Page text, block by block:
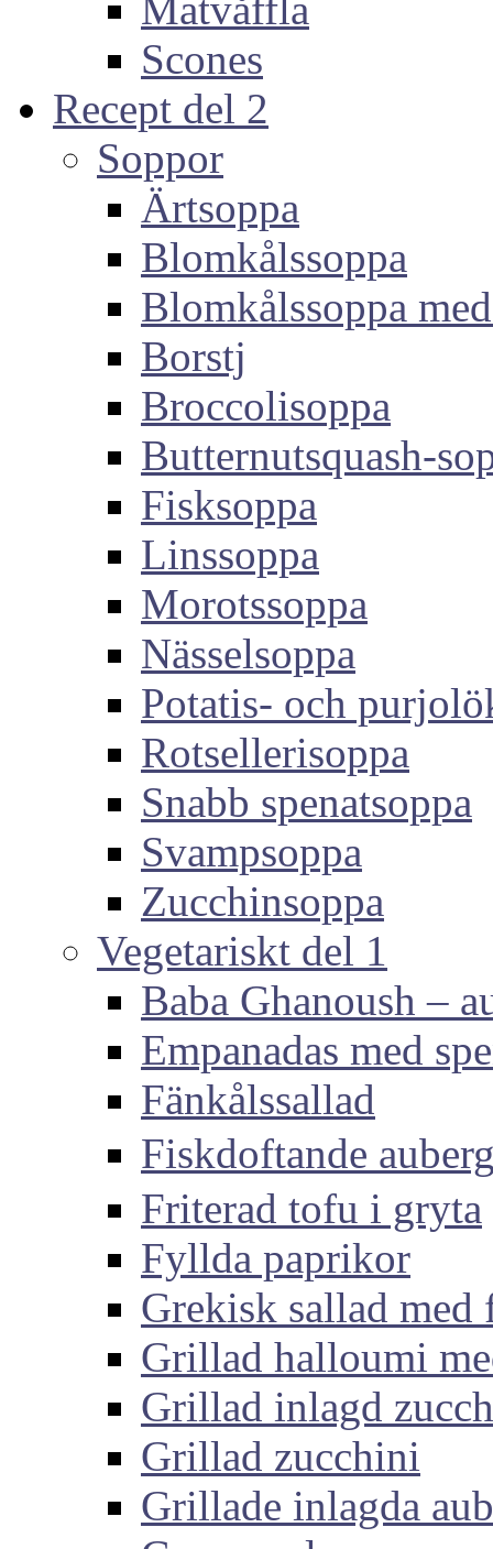
Scones
Recept del 2
Soppor
Ärtsoppa
Blomkålssoppa
Blomkålssoppa
Borstj
Broccolisoppa
Butternutsquash-
Fisksoppa
Linssoppa
Morotssoppa
Nässelsoppa
Potatis- och
Rotsellerisoppa
Snabb spenatsoppa
Svampsoppa
Zucchinsoppa
Vegetariskt del 1
Baba Ghanoush –
Empanadas med
Fänkålssallad
Fiskdoftande
Friterad tofu i gryta
Fyllda paprikor
Grekisk sallad med
Grillad halloumi
Grillad inlagd
Grillad zucchini
Grillade inlagda